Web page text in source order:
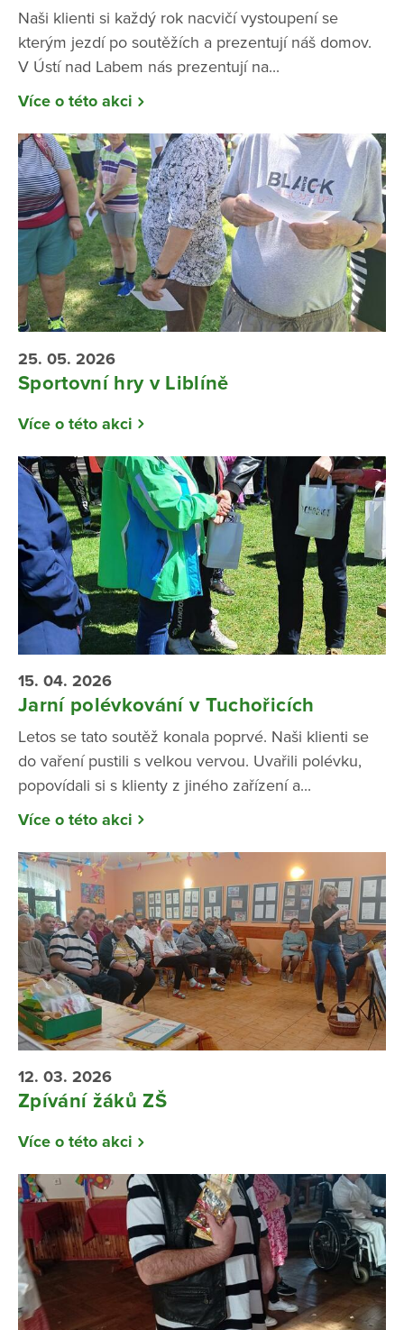
Naši klienti si každý rok nacvičí vystoupení se
kterým jezdí po soutěžích a prezentují náš domov.
V Ústí nad Labem nás prezentují na...
Více o této akci
25. 05. 2026
Sportovní hry v Liblíně
Více o této akci
15. 04. 2026
Jarní polévkování v Tuchořicích
Letos se tato soutěž konala poprvé. Naši klienti se
do vaření pustili s velkou vervou. Uvařili polévku,
popovídali si s klienty z jiného zařízení a...
Více o této akci
12. 03. 2026
Zpívání žáků ZŠ
Více o této akci